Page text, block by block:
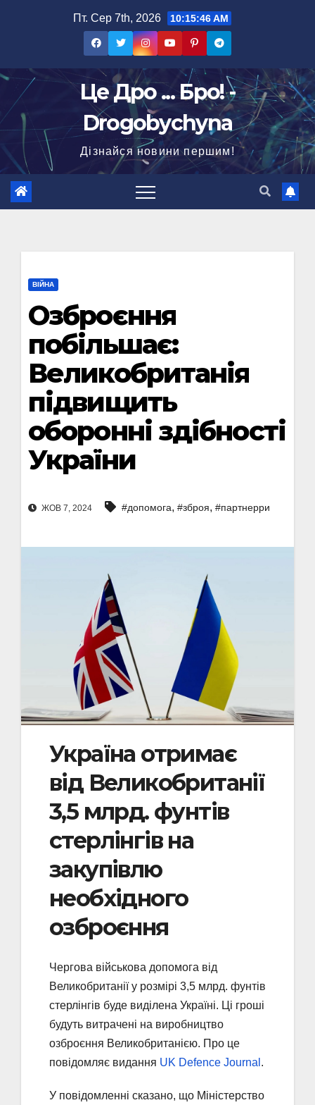
Пт. Сер 7th, 2026 10:15:47 AM
Це Дро ... Бро! -
Drogobychyna
Дізнайся новини першим!
ВІЙНА
Озброєння
побільшає:
Великобританія
підвищить
оборонні здібності
України
ЖОВ 7, 2024 #допомога, #зброя, #партнерри
Україна отримає
від Великобританії
3,5 млрд. фунтів
стерлінгів на
закупівлю
необхідного
озброєння
Чергова військова допомога від
Великобританії у розмірі 3,5 млрд. фунтів
стерлінгів буде виділена Україні. Ці гроші
будуть витрачені на виробництво
озброєння Великобританією. Про це
повідомляє видання UK Defence Journal .
У повідомленні сказано, що Міністерство